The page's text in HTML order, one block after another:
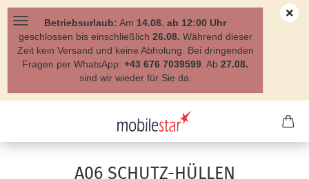
Betriebsurlaub: Am 14.08. ab 12:00 Uhr
geschlossen bis einschließlich 26.08. Während dieser
Zeit kein Versand und keine Abholung. Bei dringenden
Fragen per WhatsApp: +43 676 7039599 . Ab 27.08.
sind wir wieder für Sie da.
A06 SCHUTZ-HÜLLEN